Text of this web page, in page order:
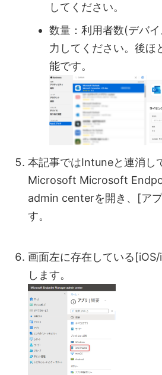
してください。
数量：利用者数(デバ
力してください。後ほ
能です。
本記事ではIntuneと連消し
Microsoft Microsoft
admin centerを開き、[ア
す。
画面左に存在している
します。